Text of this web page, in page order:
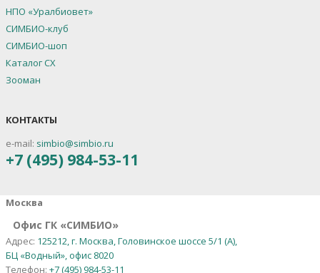
НПО «Уралбиовет»
СИМБИО-клуб
СИМБИО-шоп
Каталог СХ
Зооман
КОНТАКТЫ
e-mail: simbio@simbio.ru
+7 (495) 984-53-11
Москва
Офис ГК «СИМБИО»
Адрес: 125212, г. Москва, Головинское шоссе 5/1 (А),
БЦ «Водный», офис 8020
Телефон: +7 (495) 984-53-11